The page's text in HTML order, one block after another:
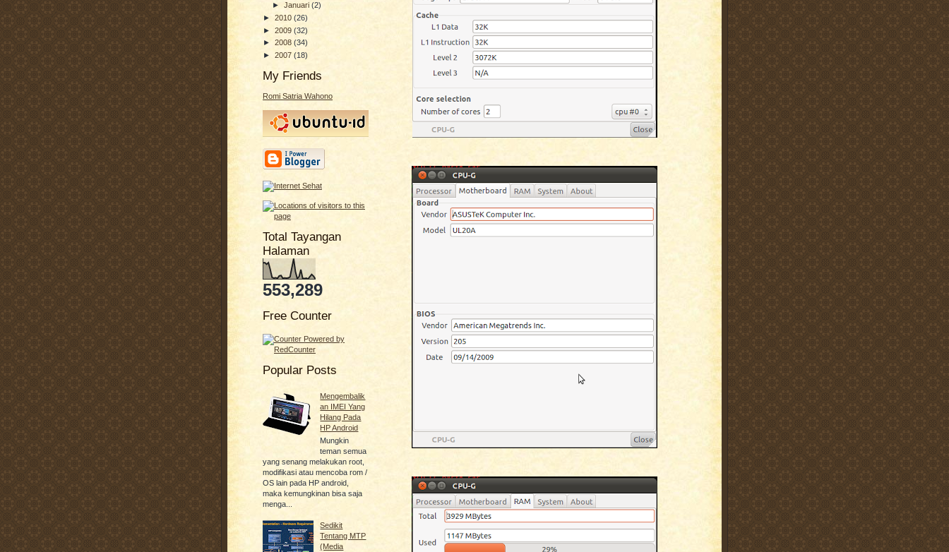
►Januari(2)
► 2010 (26)
► 2009 (32)
► 2008 (34)
► 2007 (18)
My Friends
Romi Satria Wahono
Total Tayangan
Halaman
553,289
Free Counter
Popular Posts
Mengembalik
an IMEI Yang
Hilang Pada
HP Android
Mungkin
teman semua
yang senang melakukan root,
modifikasi atau mencoba rom /
OS lain pada HP android,
maka kemungkinan bisa saja
menga...
Sedikit
Tentang MTP
(Media